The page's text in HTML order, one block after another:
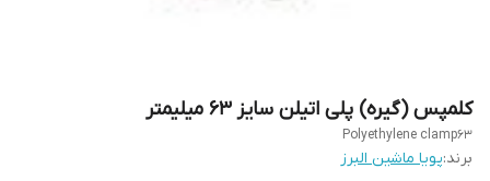
کلمپس (گیره) پلی اتیلن سایز 63 میلیمتر
Polyethylene clamp63
برند:پویا ماشین البرز